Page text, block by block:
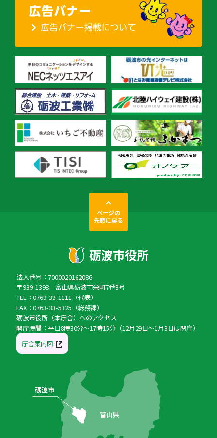
ページの
先頭に戻る
法人番号：7000020162086
〒939-1398 富山県砺波市栄町7番3号
TEL：0763-33-1111（代表）
FAX：0763-33-5325（総務課）
砺波市役所（本庁舎）へのアクセス
開庁時間：平日8時30分〜17時15分（12月29日〜1月3日は閉庁）
庁舎案内図